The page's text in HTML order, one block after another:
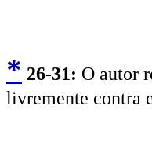
* 26-31: O autor
livremente contra